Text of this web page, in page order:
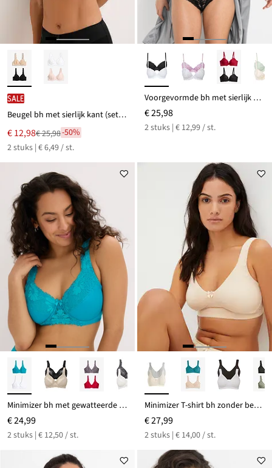
SALE
Beugel bh met sierlijk kant (set van 2)
Nu
voor
€ 12,98
Van
€ 25,98
€ 25,98-50%
2 stuks | € 6,49 / st.
Voorgevormde bh met sierlijk borduursel (set van 2)
€ 25,98
2 stuks | € 12,99 / st.
Minimizer bh met gewatteerde schouderbandjes (set van 2)
€ 24,99
2 stuks | € 12,50 / st.
Minimizer T-shirt bh zonder beugels met biologisch katoen (set van 2)
€ 27,99
2 stuks | € 14,00 / st.